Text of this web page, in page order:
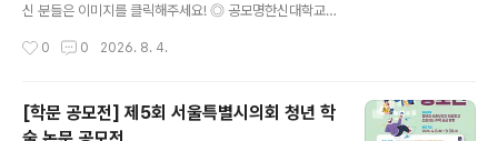
등 거실 설계※ 자세한 제품 AI 기능과 가이드 팁은 삼성 비
01~09.18수상자 발..
신 분들은 이미지를 클릭해주세요! ◎ 공모명한신대학교
(브랜드 광고, 입시 홍보, 캠퍼스 소개 등 형식 자유) ◎ 응
학생 및 이에 준하는 연령의 청소년 모두 참여 가능(중고등
학교·대안학교·비인가 교육기관·해외학교 재학생 및 검정
0 0 2026. 8. 4.
[학문 공모전] 제5회 서울특별시의회 청년 학